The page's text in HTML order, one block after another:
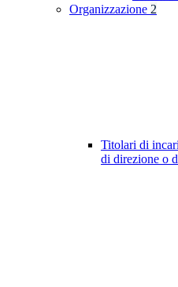
Organizzazione 2
Titolari di
di direzione o